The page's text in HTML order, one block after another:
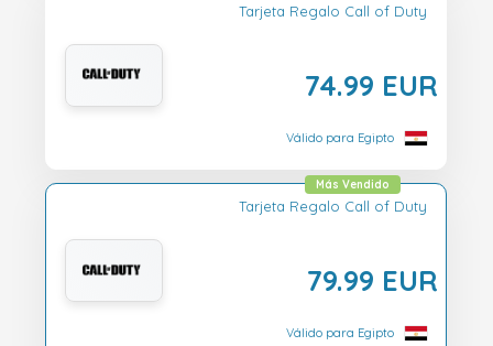
Tarjeta Regalo Call of Duty
74.99 EUR
Válido para Egipto
Tarjeta Regalo Call of Duty
79.99 EUR
Más Vendido
Válido para Egipto